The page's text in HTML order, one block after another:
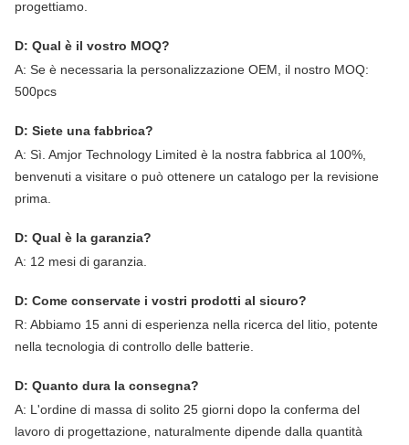
progettiamo.
D: Qual è il vostro MOQ?
A: Se è necessaria la personalizzazione OEM, il nostro MOQ:
500pcs
D: Siete una fabbrica?
A: Sì. Amjor Technology Limited è la nostra fabbrica al 100%,
benvenuti a visitare o può ottenere un catalogo per la revisione
prima.
D: Qual è la garanzia?
A: 12 mesi di garanzia.
D: Come conservate i vostri prodotti al sicuro?
R: Abbiamo 15 anni di esperienza nella ricerca del litio, potente
nella tecnologia di controllo delle batterie.
D: Quanto dura la consegna?
A: L'ordine di massa di solito 25 giorni dopo la conferma del
lavoro di progettazione, naturalmente dipende dalla quantità